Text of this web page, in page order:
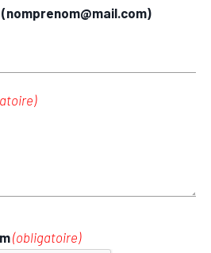
(obligatoire)